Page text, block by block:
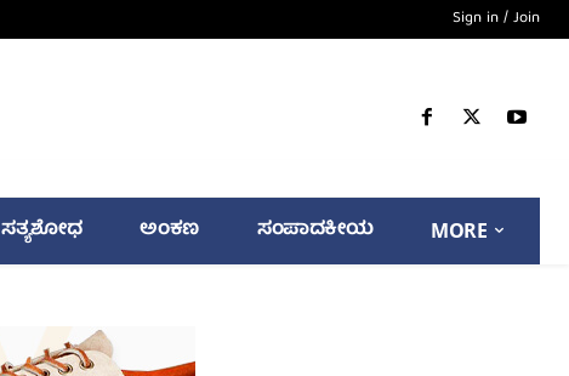
Sign in / Join
ಸತ್ಯಶೋಧ ಅಂಕಣ ಸಂಪಾದಕೀಯ MORE